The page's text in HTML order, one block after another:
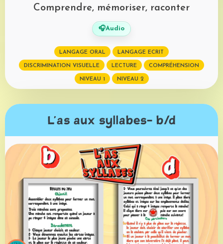
Comprendre, mémoriser, raconter
🎧Audio
LANGAGE ORAL LANGAGE ECRIT
DISCRIMINATION VISUELLE LECTURE COMPRÉHENSION
NIVEAU 1 NIVEAU 2
L'as aux syllabes- b/d